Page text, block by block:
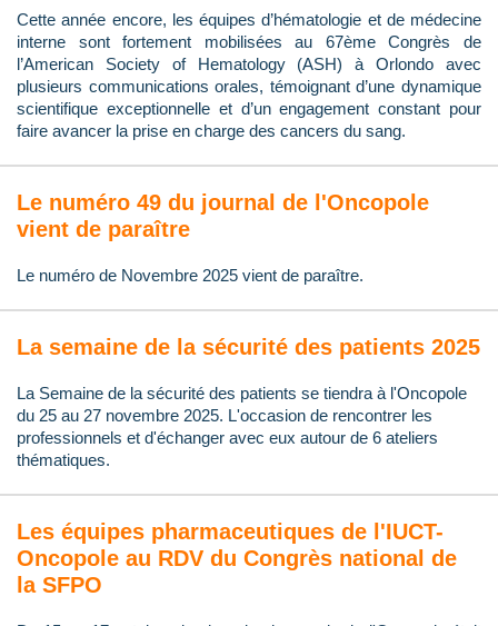
Cette année encore, les équipes d’hématologie et de médecine
interne sont fortement mobilisées au 67ème Congrès de
l’American Society of Hematology (ASH) à Orlondo avec
plusieurs communications orales, témoignant d’une dynamique
scientifique exceptionnelle et d’un engagement constant pour
faire avancer la prise en charge des cancers du sang.
Le numéro 49 du journal de l'Oncopole
vient de paraître
Le numéro de Novembre 2025 vient de paraître.
La semaine de la sécurité des patients 2025
La Semaine de la sécurité des patients se tiendra à l'Oncopole
du 25 au 27 novembre 2025. L'occasion de rencontrer les
professionnels et d'échanger avec eux autour de 6 ateliers
thématiques.
Les équipes pharmaceutiques de l'IUCT-
Oncopole au RDV du Congrès national de
la SFPO